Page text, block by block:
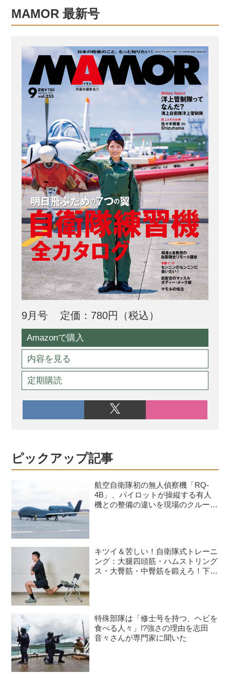
ながら、今一度、その基礎知識につい
ておさらいしよう。 航空自衛隊の主要
自衛隊は日本全国の空の防衛を担う巨
大な組織だ。主要な構成部隊と、それ
らが全国各地をどのようにカバーして
いるのか紹介しよう。 航空自衛隊は、
大きく分けて5つの主要な部隊で構成さ
れる。このうち「航空総隊」は、航空
戦闘任務を与えられた第一線実動部...
MAMOR 最新号
9月号 定価：780円（税込）
Amazonで購入
内容を見る
定期購読
ピックアップ記事
航空自衛隊初の無人偵察機「RQ-
4B」、パイロットが操縦する有人
機との整備の違いを現場のクルーが
キツイ＆苦しい！自衛隊式トレーニ
ング：大腿四頭筋・ハムストリング
ス・大臀筋・中臀筋を鍛えろ！下半
特殊部隊は「修士号を持つ、ヘビを
食べる人々」!?強さの理由を志田
音々さんが専門家に聞いた